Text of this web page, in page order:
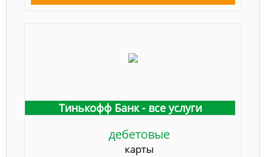
Тинькофф Банк - все услуги
дебетовые
карты